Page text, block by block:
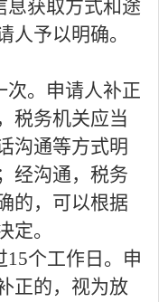
息获取方式和途
人予以明确。
次。申请人补正
税务机关应当
沟通等方式明
经沟通，税务
的，可以根据
定。
15个工作日。申
正的，视为放